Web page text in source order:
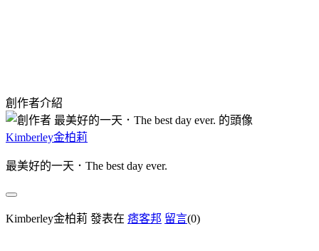
創作者介紹
Kimberley金柏莉
最美好的一天．The best day ever.
Kimberley金柏莉 發表在 痞客邦 留言(0)